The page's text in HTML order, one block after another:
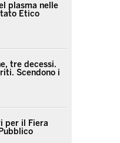
plasma nelle
Etico
tre decessi.
Scendono i
per il Fiera